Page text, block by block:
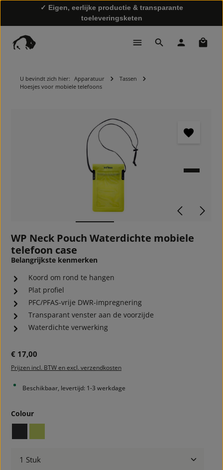
✓ Snelle levering & gratis retourzending
✓ Eigen, eerlijke productie & transparante
toeleveringsketen
U bevindt zich hier: Apparatuur
Tassen
Hoesjes voor mobiele telefoons
WP Neck Pouch Waterdichte mobiele
telefoon case
Belangrijkste kenmerken
Koord om rond te hangen
Plat profiel
PFC/PFAS-vrije DWR-impregnering
Transparant venster aan de voorzijde
Waterdichte verwerking
Normale prijs:
€ 17,00
Prijzen incl. BTW en excl. verzendkosten
Beschikbaar, levertijd: 1-3 werkdage
Selecteer
Colour
blacklime
Producthoeveelheid: Voer de gewenste